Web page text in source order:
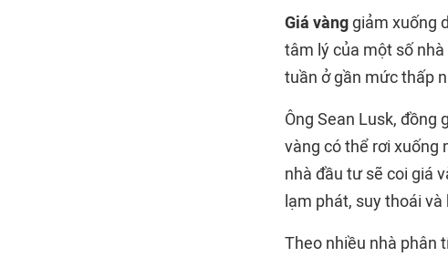
Giá vànggiảm xuống
tâm lý của một số
tuần ở gần mức thấp
Ông Sean Lusk, đồng
vàng có thể rơi xuống
nhà đầu tư sẽ coi giá
lạm phát, suy thoái
Theo nhiều nhà phân